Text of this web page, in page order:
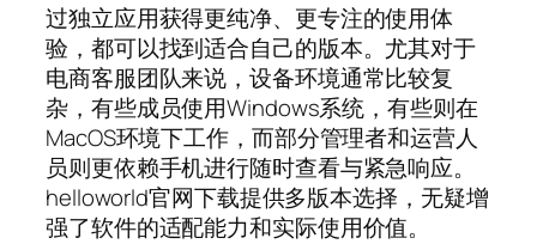
过独立应用获得更纯净、更专注的使用体
验，都可以找到适合自己的版本。尤其对于
电商客服团队来说，设备环境通常比较复
杂，有些成员使用Windows系统，有些则在
MacOS环境下工作，而部分管理者和运营人
员则更依赖手机进行随时查看与紧急响应。
helloworld官网下载提供多版本选择，无疑增
强了软件的适配能力和实际使用价值。